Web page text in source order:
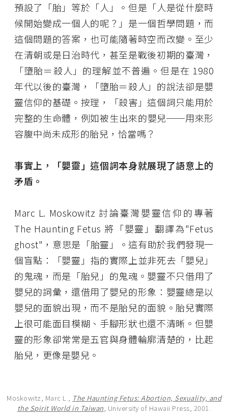
預設了「胎」等於「人」。但是「人是從什麼時
候開始變成一個人的呢？」是一個哲學問題，而
這個問題的答案，也可能隨著時空而改變。至少
在清朝或是日治時代，甚至是戰後初期的臺灣，
「墮胎＝殺人」的理解並不普遍。但是在 1980
年代以後的臺灣，「墮胎＝殺人」的說法卻是嬰
靈信仰的基礎。按理，「殺害」這個詞只能用於
完整的生命體，例如被生出來的嬰兒──用來形
容腹中尚未成形的胎兒，恰當嗎？
事實上，「嬰靈」這個詞本身就展現了語意上的
矛盾。
Marc L. Moskowitz 討論臺灣嬰靈信仰的專著
The Haunting Fetus 將「嬰靈」翻譯為"Fetus
ghost"，意思是「胎靈」。這有助於我們發現一
個盲點：「嬰靈」指的實際上並非死去「嬰兒」
的鬼魂，而是「胎兒」的鬼魂。嬰靈不只借用了
嬰兒的詞彙，還借用了嬰兒的形象：嬰靈總是以
嬰兒的面貌出現，而不是胎兒的面貌。胎兒實際
上很可能面目模糊、手腳形狀也還不清晰。但嬰
靈的形象卻常常是五官與身體輪廓清楚的，比起
胎兒，更像是嬰兒。
Moskowitz, Marc L., The Haunting Fetus: Abortion, Sexuality, and
the Spirit World in Taiwan, University of Hawaii Press, 2001.